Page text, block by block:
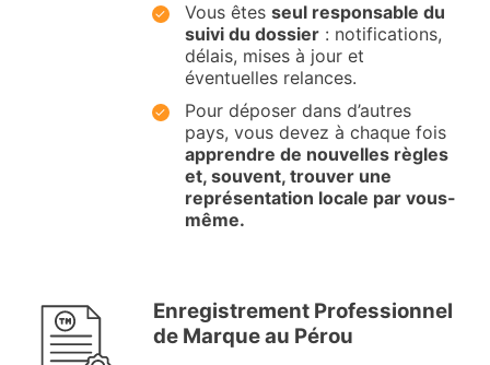
Vous êtes seul responsable du
suivi du dossier : notifications,
délais, mises à jour et
éventuelles relances.
Pour déposer dans d’autres
pays, vous devez à chaque fois
apprendre de nouvelles règles
et, souvent, trouver une
représentation locale par vous-
même.
Enregistrement Professionnel
de Marque au Pérou